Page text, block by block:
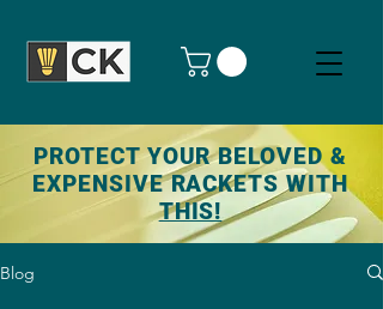
PROTECT YOUR BELOVED &
EXPENSIVE RACKETS WITH
THIS!
Blog